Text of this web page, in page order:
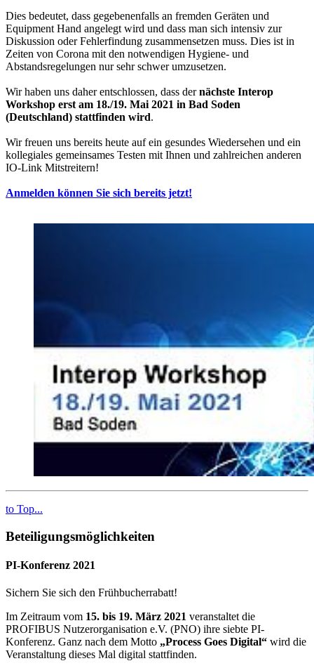
Dies bedeutet, dass gegebenenfalls an fremden Geräten und
Equipment Hand angelegt wird und dass man sich intensiv zur
Diskussion oder Fehlerfindung zusammensetzen muss. Dies ist in
Zeiten von Corona mit den notwendigen Hygiene- und
Abstandsregelungen nur sehr schwer umzusetzen.
Wir haben uns daher entschlossen, dass dernächste Interop
Workshop erst am 18./19. Mai 2021 in Bad Soden
(Deutschland) stattfinden wird.
Wir freuen uns bereits heute auf ein gesundes Wiedersehen und ein
kollegiales gemeinsames Testen mit Ihnen und zahlreichen anderen
IO-Link Mitstreitern!
Anmelden können Sie sich bereits jetzt!
to Top...
Beteiligungsmöglichkeiten
PI-Konferenz 2021
Sichern Sie sich den Frühbucherrabatt!
Im Zeitraum vom 15. bis 19. März 2021 veranstaltet die
PROFIBUS Nutzerorganisation e.V. (PNO) ihre siebte PI-
Konferenz. Ganz nach dem Motto „Process Goes Digital“ wird die
Veranstaltung dieses Mal digital stattfinden.